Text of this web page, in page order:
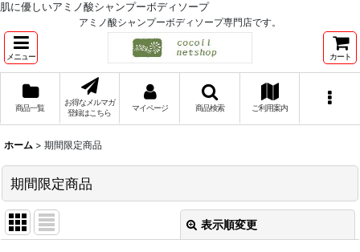
肌に優しいアミノ酸シャンプーボディソープ
アミノ酸シャンプーボディソープ専門店です。
メニュー カート
商品一覧
お得なメルマガ
登録はこちら
マイページ 商品検索 ご利用案内
ホーム > 期間限定商品
期間限定商品
表示順変更